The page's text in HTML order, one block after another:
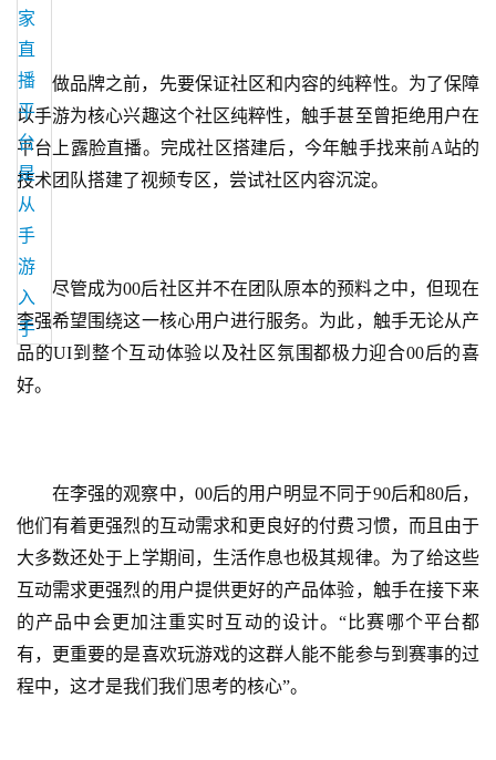
中
国
)
做品牌之前，先要保证社区和内容的纯粹性。为了保障
以手游为核心兴趣这个社区纯粹性，触手甚至曾拒绝用户在
平台上露脸直播。完成社区搭建后，今年触手找来前A站的
技术团队搭建了视频专区，尝试社区内容沉淀。
尽管成为00后社区并不在团队原本的预料之中，但现在
李强希望围绕这一核心用户进行服务。为此，触手无论从产
品的UI到整个互动体验以及社区氛围都极力迎合00后的喜
好。
在李强的观察中， 00后的用户明显不同于90后和80后，
他们有着更强烈的互动需求和更良好的付费习惯，而且由于
大多数还处于上学期间，生活作息也极其规律。为了给这些
互动需求更强烈的用户提供更好的产品体验，触手在接下来
的产品中会更加注重实时互动的设计。“比赛哪个平台都
有，更重要的是喜欢玩游戏的这群人能不能参与到赛事的过
程中，这才是我们我们思考的核心”。